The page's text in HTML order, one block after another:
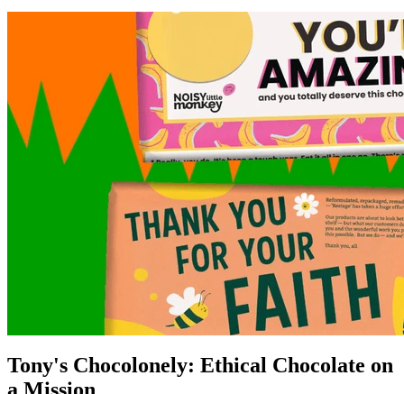
Tony's Chocolonely: Ethical Chocolate on
a Mission